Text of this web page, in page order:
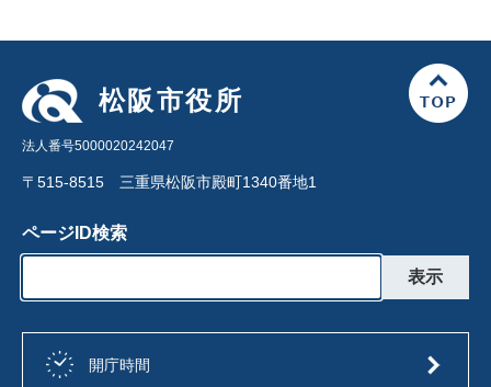
松阪市役所
法人番号5000020242047
〒515-8515 三重県松阪市殿町1340番地1
ページID検索
開庁時間